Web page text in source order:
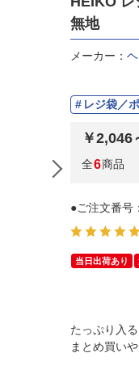
無地
メーカー：
レジ袋／
￥2,046
全6商品
●ご注文番号：
当日出荷あり
たっぷり入
まとめ買い